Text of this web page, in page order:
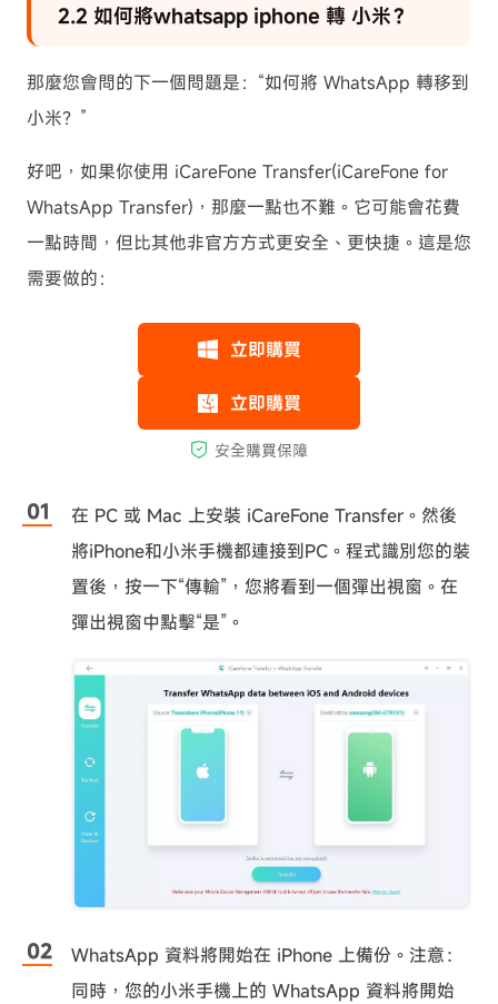
2.2 如何將whatsapp iphone 轉 小米？
那麼您會問的下一個問題是：“如何將 WhatsApp 轉移到
小米？”
好吧，如果你使用 iCareFone Transfer(iCareFone for
WhatsApp Transfer)，那麼一點也不難。它可能會花費
一點時間，但比其他非官方方式更安全、更快捷。這是您
需要做的：
在 PC 或 Mac 上安裝 iCareFone Transfer。然後
將iPhone和小米手機都連接到PC。程式識別您的裝
置後，按一下“傳輸”，您將看到一個彈出視窗。在
彈出視窗中點擊“是”。
WhatsApp 資料將開始在 iPhone 上備份。注意：
同時，您的小米手機上的 WhatsApp 資料將開始